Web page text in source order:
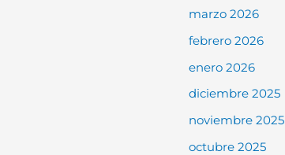
marzo 2026
febrero 2026
enero 2026
diciembre 2025
noviembre 2025
octubre 2025